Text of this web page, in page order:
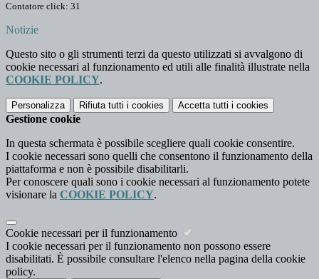
Contatore click: 31
Notizie
Questo sito o gli strumenti terzi da questo utilizzati si avvalgono di
cookie necessari al funzionamento ed utili alle finalità illustrate nella
COOKIE POLICY.
Personalizza Rifiuta tutti i cookies Accetta tutti i cookies
Gestione cookie
In questa schermata è possibile scegliere quali cookie consentire.
I cookie necessari sono quelli che consentono il funzionamento della
piattaforma e non è possibile disabilitarli.
Per conoscere quali sono i cookie necessari al funzionamento potete
visionare la COOKIE POLICY.
Cookie necessari per il funzionamento
I cookie necessari per il funzionamento non possono essere
disabilitati. È possibile consultare l'elenco nella pagina della cookie
policy.